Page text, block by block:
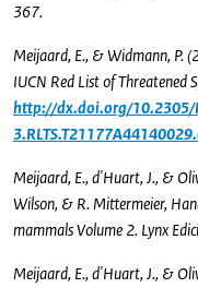
367.
Meijaard, E., & Widmann, P.
IUCN Red List of Threatened
http://dx.doi.org/10.2305/
Meijaard, E., d'Huart, J., &
Wilson, & R. Mittermeier,
mammals Volume 2. Lynx
Meijaard, E., d'Huart, J., &